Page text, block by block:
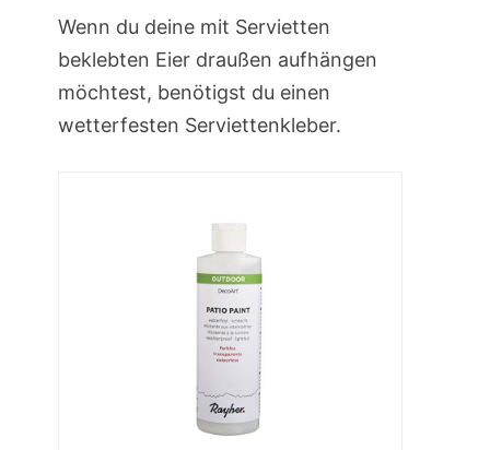
Wenn du deine mit Servietten
beklebten Eier draußen aufhängen
möchtest, benötigst du einen
wetterfesten Serviettenkleber.